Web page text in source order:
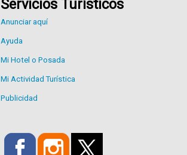
Servicios Turísticos
Anunciar aquí
Ayuda
Mi Hotel o Posada
Mi Actividad Turística
Publicidad